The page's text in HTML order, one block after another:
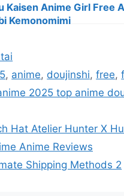
Kaisen Anime Girl Free
Kemonomimi
, anime, doujinshi,free,
2025 top anime
Hat Atelier Hunter X
Anime Reviews
Shipping Methods 2